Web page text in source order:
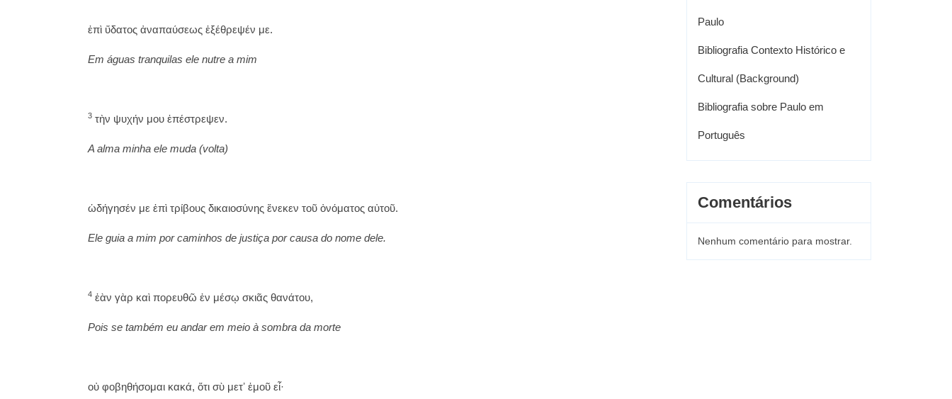
ἐπὶ ὕδατος ἀναπαύσεως ἐξέθρεψέν με.
Em águas tranquilas ele nutre a mim
3 τὴν ψυχήν μου ἐπέστρεψεν.
A alma minha ele muda (volta)
ὡδήγησέν με ἐπὶ τρίβους δικαιοσύνης ἕνεκεν τοῦ ὀνόματος αὐτοῦ.
Ele guia a mim por caminhos de justiça por causa do nome dele.
4 ἐὰν γὰρ καὶ πορευθῶ ἐν μέσῳ σκιᾶς θανάτου,
Pois se também eu andar em meio à sombra da morte
οὐ φοβηθήσομαι κακά, ὅτι σὺ μετʼ ἐμοῦ εἶ·
Paulo
Bibliografia Contexto Histórico e
Cultural (Background)
Bibliografia sobre Paulo em
Português
Comentários
Nenhum comentário para mostrar.